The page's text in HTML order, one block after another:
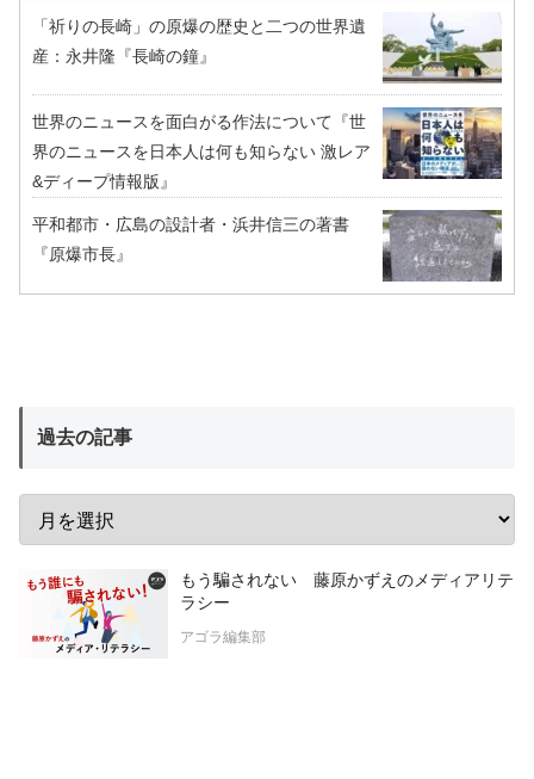
「祈りの長崎」の原爆の歴史と二つの世界遺
産：永井隆『長崎の鐘』
世界のニュースを面白がる作法について『世
界のニュースを日本人は何も知らない 激レア
&ディープ情報版』
平和都市・広島の設計者・浜井信三の著書
『原爆市長』
過去の記事
もう騙されない 藤原かずえのメディアリテ
ラシー
アゴラ編集部